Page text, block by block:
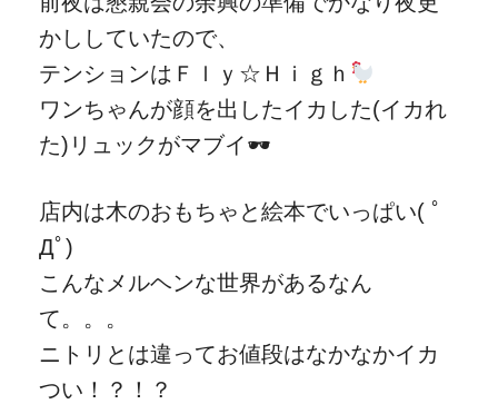
かししていたので、
テンションはＦｌｙ☆Ｈｉｇｈ
ワンちゃんが顔を出したイカした(イカれ
た)リュックがマブイ🕶
店内は木のおもちゃと絵本でいっぱい( ﾟ
Дﾟ)
こんなメルヘンな世界があるなん
て。。。
ニトリとは違ってお値段はなかなかイカ
つい！？！？